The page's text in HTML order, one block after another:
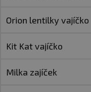
Orion lentilky vajíčko
Kit Kat vajíčko
Milka zajíček